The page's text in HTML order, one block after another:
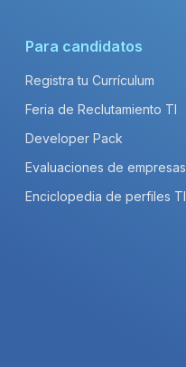
Para candidatos
Registra tu Currículum
Feria de Reclutamiento TI
Developer Pack
Evaluaciones de empresas
Enciclopedia de perfiles TI